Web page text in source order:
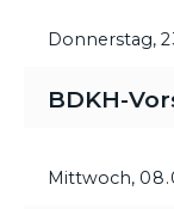
Donnerstag,
BDKH-
Mittwoch,